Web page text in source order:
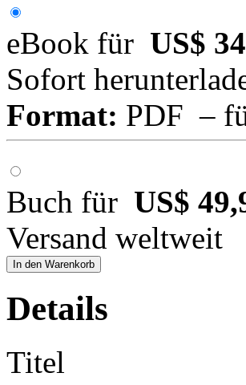
eBook für US$
Sofort
Format: PDF –
Buch für US$
Versand weltweit
In den Warenkorb
Details
Titel